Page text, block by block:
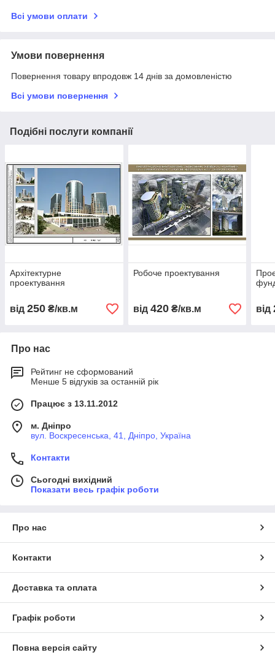
Всі умови оплати
Умови повернення
Повернення товару впродовж 14 днів за домовленістю
Всі умови повернення
Подібні послуги компанії
Архітектурне
проектування
від 250 ₴/кв.м
Робоче проектування
від 420₴/кв.м від
Про нас
Рейтинг не сформований
Менше 5 відгуків за останній рік
Працює з 13.11.2012
м. Дніпро
вул. Воскресенська, 41, Дніпро, Україна
Контакти
Сьогодні вихідний
Показати весь графік роботи
Про нас
Контакти
Доставка та оплата
Графік роботи
Повна версія сайту